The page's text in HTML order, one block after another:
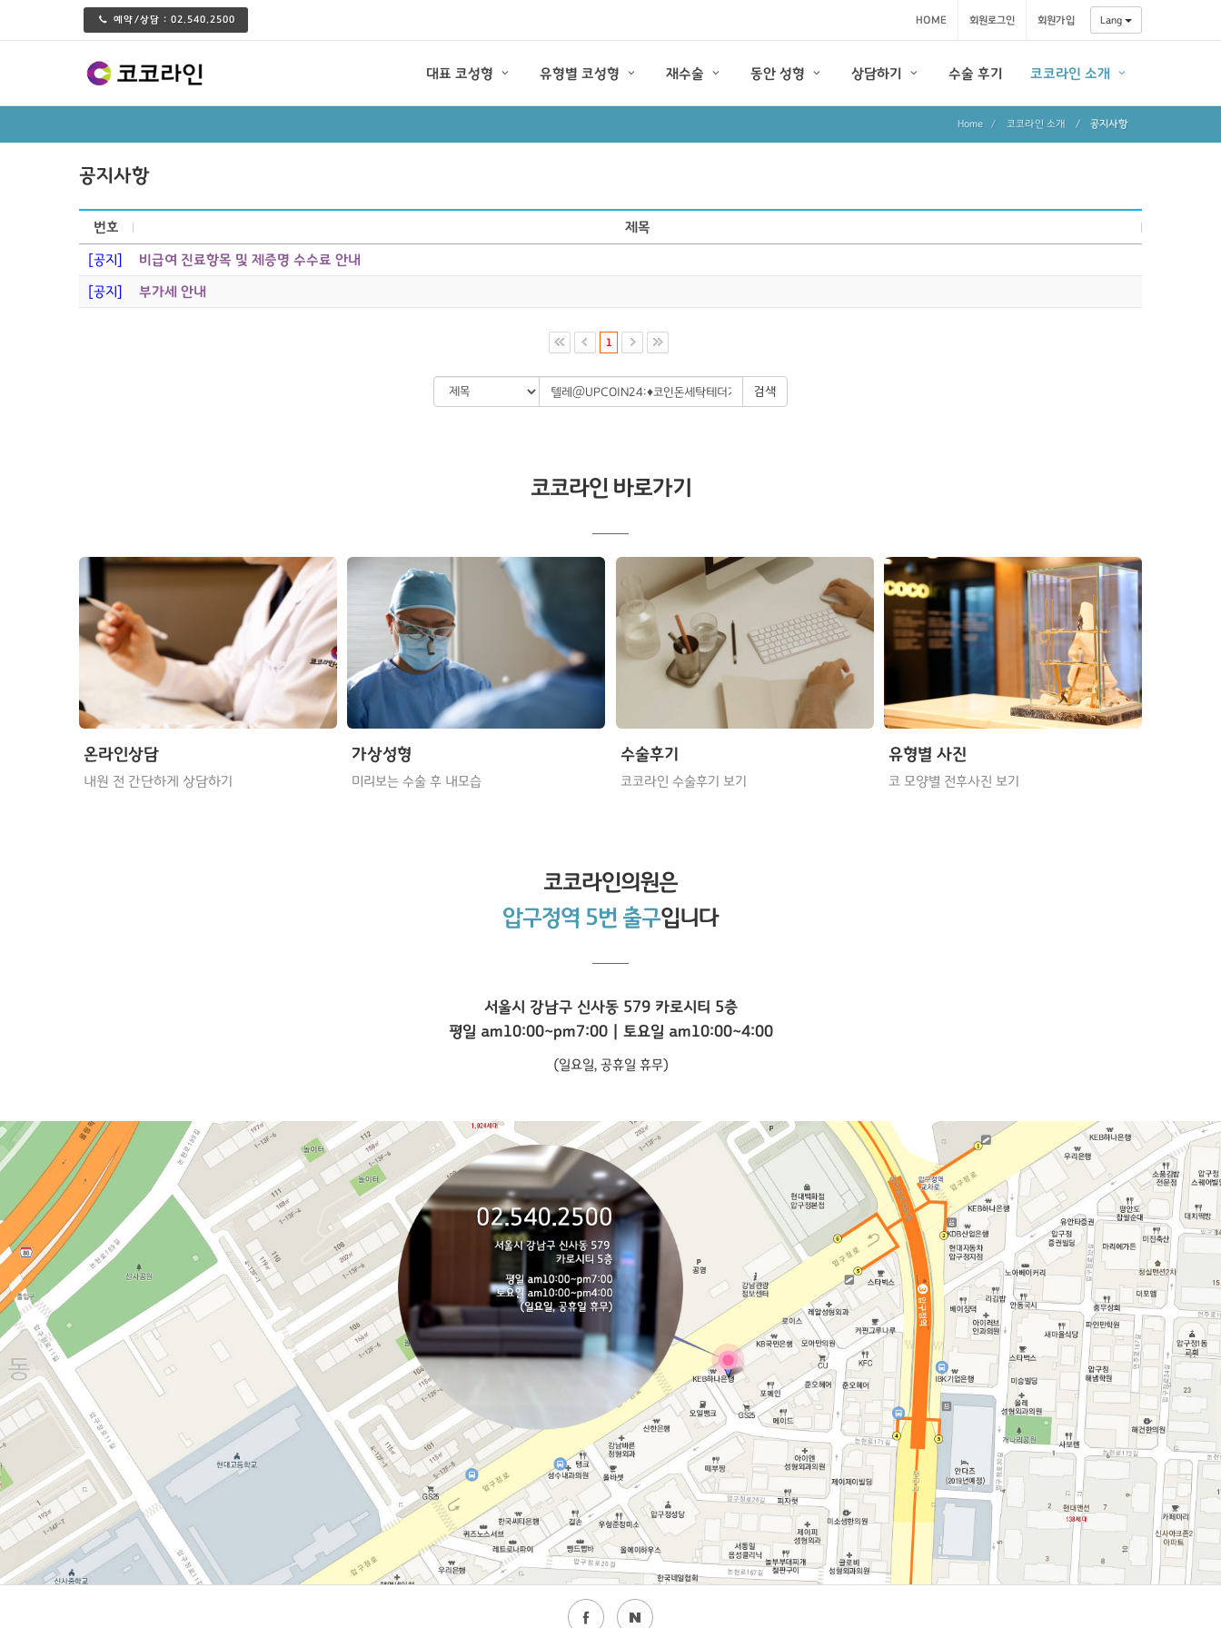
예약/상담 : 02.540.2500 HOME 회원로그인 회원가입 Lang
대표 코성형 유형별 코성형 재수술 동안 성형 상담하기 수술 후기 코코라인 소개
Home 코코라인 소개 / 공지사항
공지사항
번호 제목
[공지] 비급여 진료항목 및 제증명 수수료 안내
[공지] 부가세 안내
1
검색
코코라인 바로가기
온라인상담
내원 전 간단하게 상담하기
가상성형
미리보는 수술 후 내모습
수술후기
코코라인 수술후기 보기
유형별 사진
코 모양별 전후사진 보기
코코라인의원은
압구정역 5번 출구입니다
서울시 강남구 신사동 579 카로시티 5층
평일 am10:00~pm7:00 | 토요일 am10:00~4:00
(일요일, 공휴일 휴무)